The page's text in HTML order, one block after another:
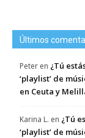
Últimos
Peter en ¿Tú
‘playlist’ de
en Ceuta y
Karina L. en ¿Tú
‘playlist’ de